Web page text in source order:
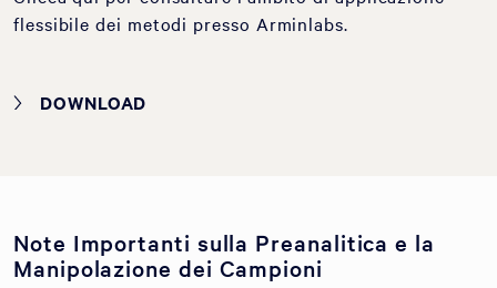
flessibile dei metodi presso Arminlabs.
DOWNLOAD
Note Importanti sulla Preanalitica e la
Manipolazione dei Campioni